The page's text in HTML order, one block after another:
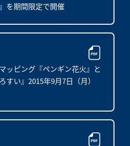
を期間限定で開催
ッピング『ペンギン花火』と
すい』2015年9月7日（月）